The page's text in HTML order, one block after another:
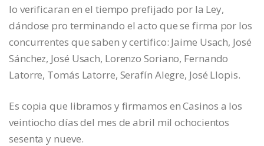
lo verificaran en el tiempo prefijado por la Ley,
dándose pro terminando el acto que se firma por los
concurrentes que saben y certifico: Jaime Usach, José
Sánchez, José Usach, Lorenzo Soriano, Fernando
Latorre, Tomás Latorre, Serafín Alegre, José Llopis.
Es copia que libramos y firmamos en Casinos a los
veintiocho días del mes de abril mil ochocientos
sesenta y nueve.